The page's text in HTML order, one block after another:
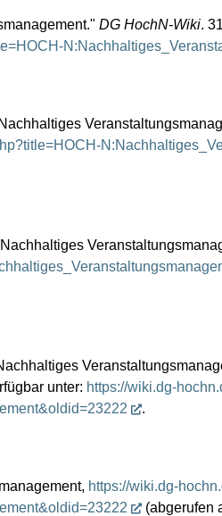
DG HochN-Wiki.
unter: https://wiki.dg-
.
https://wiki.dg-
(abgerufen